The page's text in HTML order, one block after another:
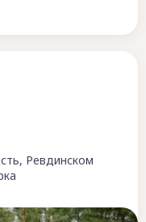
Ревдинском